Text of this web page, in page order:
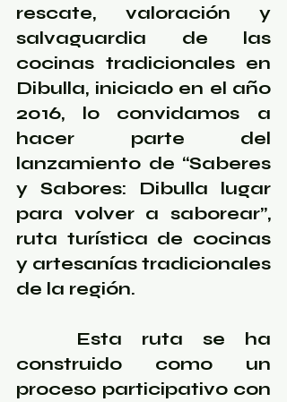
rescate, valoración y
salvaguardia de las
cocinas tradicionales en
Dibulla, iniciado en el año
2016, lo convidamos a
hacer parte del
lanzamiento de “Saberes
y Sabores: Dibulla lugar
para volver a saborear”,
ruta turística de cocinas
y artesanías tradicionales
de la región.
construido como un
proceso participativo con